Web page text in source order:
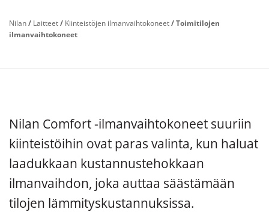
Nilan/ Laitteet/ Kiinteistöjen ilmanvaihtokoneet/Toimitilojen
ilmanvaihtokoneet
Nilan Comfort -ilmanvaihtokoneet suuriin
kiinteistöihin ovat paras valinta, kun haluat
laadukkaan kustannustehokkaan
ilmanvaihdon, joka auttaa säästämään
tilojen lämmityskustannuksissa.